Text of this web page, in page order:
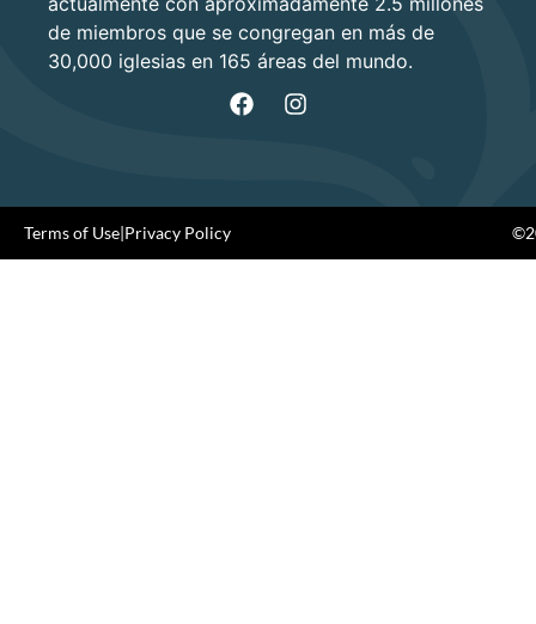
de miembros que se congregan en más de
30,000 iglesias en 165 áreas del mundo.
Terms of Use|Privacy Policy